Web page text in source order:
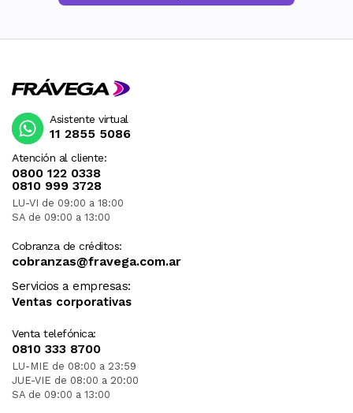
Atención al cliente:
0800 122 0338
0810 999 3728
LU-VI de 09:00 a 18:00
SA de 09:00 a 13:00
Cobranza de créditos:
cobranzas@fravega.com.ar
Servicios a empresas:
Ventas corporativas
Venta telefónica:
0810 333 8700
LU-MIE de 08:00 a 23:59
JUE-VIE de 08:00 a 20:00
SA de 09:00 a 13:00
Asistente virtual
11 2855 5086